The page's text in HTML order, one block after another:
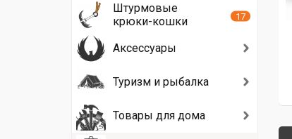
Штурмовые
крюки-кошки
17
Аксессуары
Туризм и рыбалка
Товары для дома